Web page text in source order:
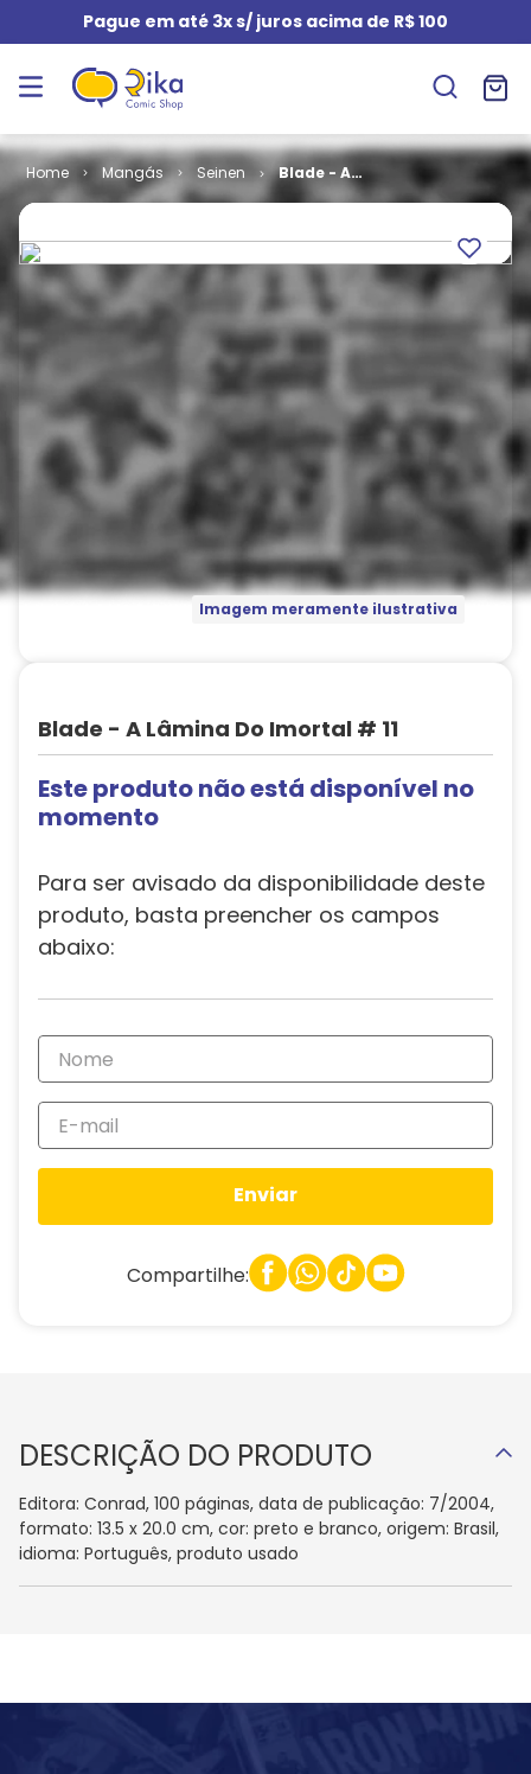
Pague em até 3x s/ juros acima de R$ 100
Mangás Seinen
Blade - A
Lâmina do
Imagem meramente ilustrativa
Blade - A Lâmina Do Imortal # 11
Este produto não está disponível no
momento
Para ser avisado da disponibilidade deste
produto, basta preencher os campos
abaixo:
Enviar
Compartilhe:
DESCRIÇÃO DO PRODUTO
Editora: Conrad, 100 páginas, data de publicação: 7/2004,
formato: 13.5 x 20.0 cm, cor: preto e branco, origem: Brasil,
idioma: Português, produto usado